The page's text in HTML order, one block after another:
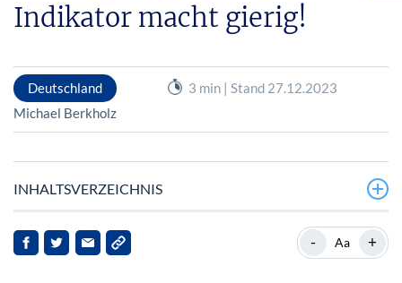
Indikator macht gierig!
Deutschland
3 min | Stand 27.12.2023
Michael Berkholz
INHALTSVERZEICHNIS
Mit 10 Prozent Risiko wären wir nach einem Quartal
bei 4.500 Euro!
- Aa +